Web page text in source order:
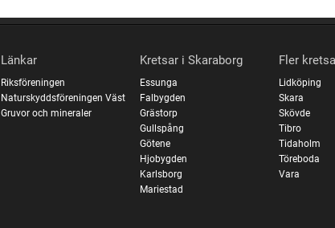
Länkar
Riksföreningen
Naturskyddsföreningen Väst
Gruvor och mineraler
Kretsar i Skaraborg
Essunga
Falbygden
Grästorp
Gullspång
Götene
Hjobygden
Karlsborg
Mariestad
Fler
Lidköping
Skara
Skövde
Tibro
Tidaholm
Töreboda
Vara